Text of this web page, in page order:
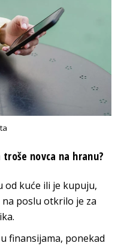
novca na hranu?
od kuće ili je kupuju,
poslu otkrilo je za
finansijama, ponekad